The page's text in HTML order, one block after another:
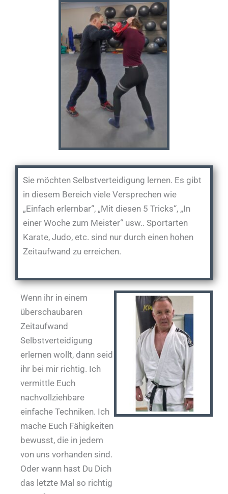
Sie möchten Selbstverteidigung lernen. Es gibt
in diesem Bereich viele Versprechen wie
„Einfach erlernbar“, „Mit diesen 5 Tricks“, „In
einer Woche zum Meister“ usw.. Sportarten
Karate, Judo, etc. sind nur durch einen hohen
Zeitaufwand zu erreichen.
Wenn ihr in einem
überschaubaren
Zeitaufwand
Selbstverteidigung
erlernen wollt, dann seid
ihr bei mir richtig. Ich
vermittle Euch
nachvollziehbare
einfache Techniken. Ich
mache Euch Fähigkeiten
bewusst, die in jedem
von uns vorhanden sind.
Oder wann hast Du Dich
das letzte Mal so richtig